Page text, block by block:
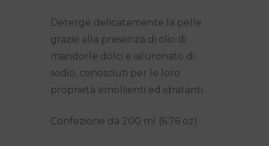
Deterge delicatamente la pelle
grazie alla presenza di olio di
mandorle dolci e ialuronato di
sodio, conosciuti per le loro
proprietà emollienti ed idratanti.
Confezione da 200 ml (6.76 oz)